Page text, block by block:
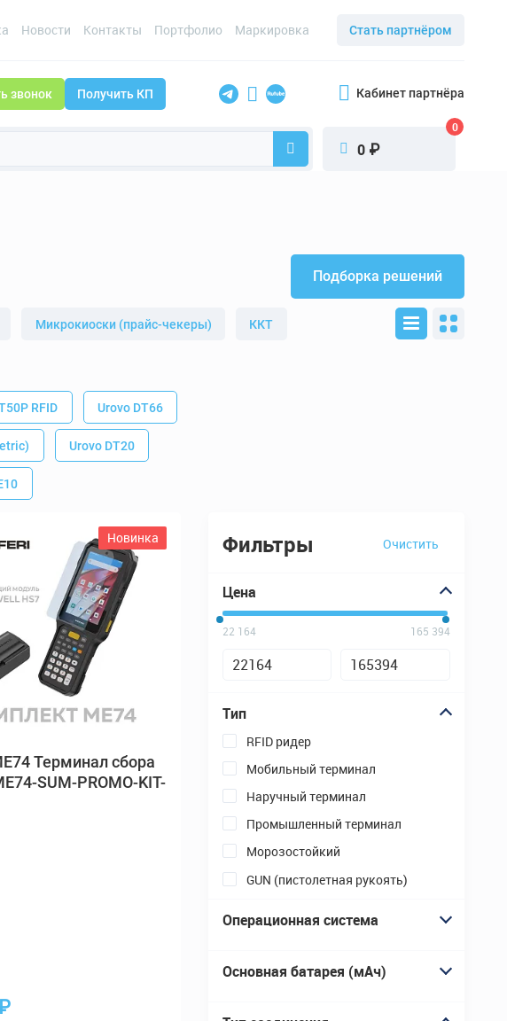
Новости Контакты Портфолио Маркировка Стать партнёром
звонок Получить КП Кабинет партнёра
0
0 ₽
Подборка решений
Микрокиоски (прайс-чекеры) ККТ
Новинка
Терминал сбора
SUM-PROMO-KIT-
Фильтры Очистить
22 164 165 394